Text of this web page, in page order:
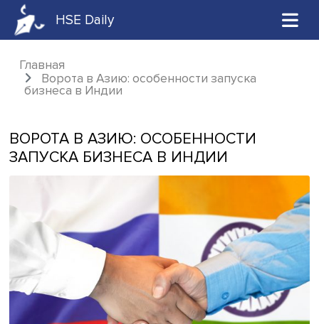
HSE Daily
Главная
Ворота в Азию: особенности запуска
ВОРОТА В АЗИЮ: ОСОБЕННОСТИ
ЗАПУСКА БИЗНЕСА В ИНДИИ